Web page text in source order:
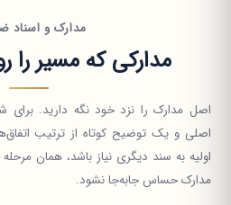
مدارک و اسناد
مدارکی که مسیر را
اصل مدارک را نزد خود نگه دارید. برای
اصلی و یک توضیح کوتاه از ترتیب
اولیه به سند دیگری نیاز باشد، همان
مدارک حساس جابه‌جا نشود.